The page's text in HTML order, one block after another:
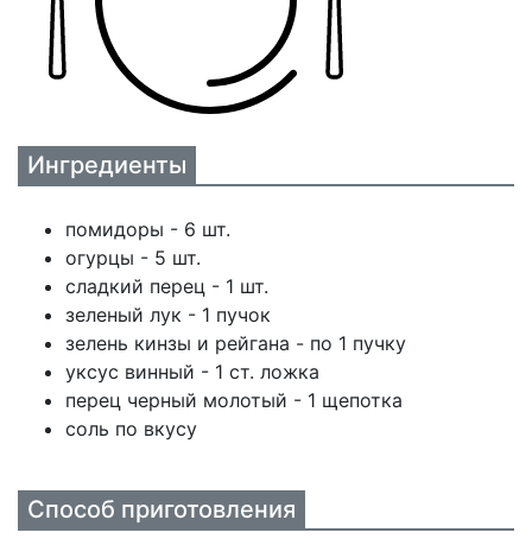
Ингредиенты
помидоры - 6 шт.
огурцы - 5 шт.
сладкий перец - 1 шт.
зеленый лук - 1 пучок
зелень кинзы и рейгана - по 1 пучку
уксус винный - 1 ст. ложка
перец черный молотый - 1 щепотка
соль по вкусу
Способ приготовления